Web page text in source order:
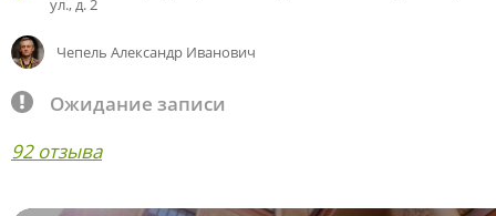
ул., д. 2
Чепель Александр Иванович
Ожидание записи
92 отзыва